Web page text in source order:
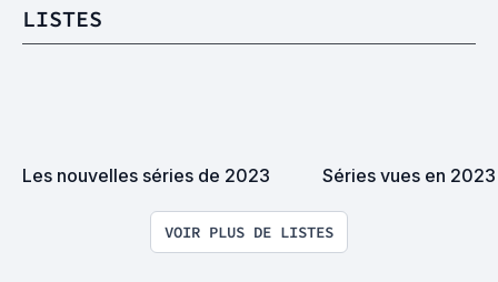
LISTES
Les nouvelles séries de 2023 Séries vues en 2023
VOIR PLUS DE LISTES